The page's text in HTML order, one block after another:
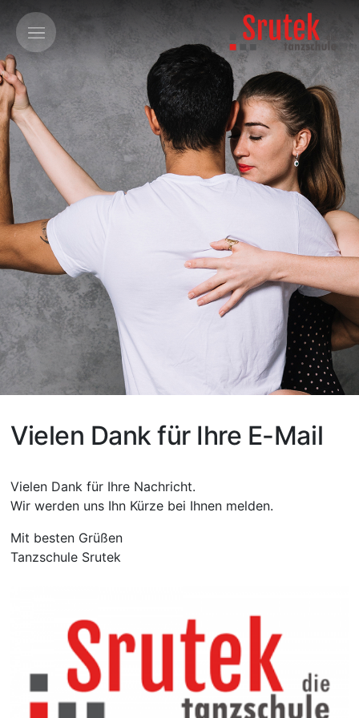
Vielen Dank für Ihre E-Mail
Vielen Dank für Ihre Nachricht.
Wir werden uns Ihn Kürze bei Ihnen melden.
Mit besten Grüßen
Tanzschule Srutek